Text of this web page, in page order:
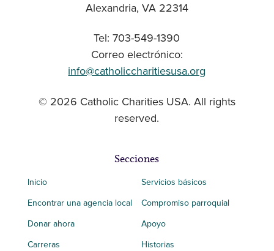
Alexandria, VA 22314
Tel: 703-549-1390
Correo electrónico:
info@catholiccharitiesusa.org
© 2026 Catholic Charities USA. All rights
reserved.
Secciones
Inicio
Encontrar una agencia local
Donar ahora
Carreras
Servicios básicos
Compromiso parroquial
Apoyo
Historias